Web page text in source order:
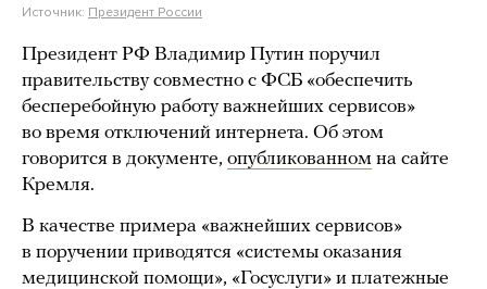
Источник: Президент России
Президент РФ Владимир Путин поручил
правительству совместно с ФСБ «обеспечить
бесперебойную работу важнейших сервисов»
во время отключений интернета. Об этом
говорится в документе, опубликованном на сайте
Кремля.
В качестве примера «важнейших сервисов»
в поручении приводятся «системы оказания
медицинской помощи», «Госуслуги» и платежные